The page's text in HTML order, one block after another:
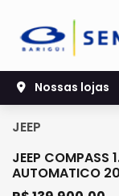
Nossas lojas
JEEP
JEEP COMPASS
AUTOMATICO